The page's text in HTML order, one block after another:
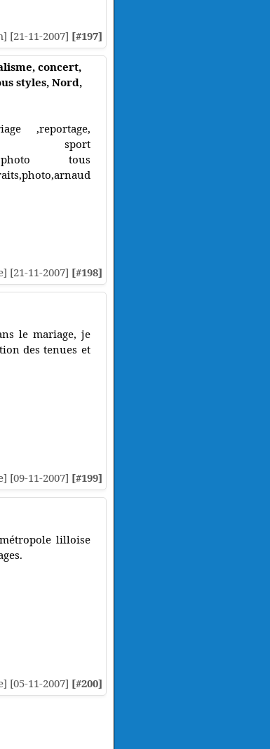
[21-11-2007] [#197]
concert,
styles, Nord,
,reportage,
sport
tous
[21-11-2007] [#198]
le mariage, je
des tenues et
[09-11-2007] [#199]
lilloise
[05-11-2007] [#200]